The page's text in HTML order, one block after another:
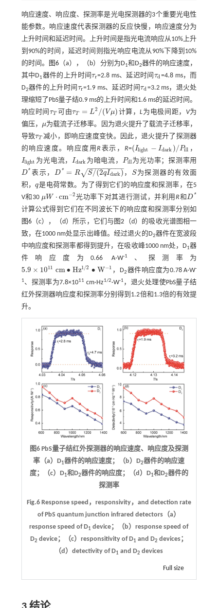
响应速度、响应度、探测率是光电探测器的3个重要光电性
能参数。响应速度代表探测器的反应快慢，响应速度分为
上升时间和延迟时间。上升时间是指光电流响应从10%上升
到90%的时间，延迟时间则指光响应电流从90%下降到10%
的时间。
图6（a），（b）分别为D1和D2器件的响应速度，
其中D1器件的上升时间τr
τr=2.8 ms、延迟时间 τd
τd=4.8 ms，而
D2器件的上升时间 τr
τr=1.9 ms、延迟时间 τd
τd =3.2 ms，退火处
理缩短了PbS量子结0.9 ms的上升时间和1.6 ms的延迟时间。
响应时间τT
τT 可由τT = L2 /( V μ)
τT= L2 /(Vμ) 计算，L为电极间距， V为
偏压，
μ
μ为载流子迁移率。因为退火提升了载流子迁移率，
导致τT
τT 减小，即响应速度变快。因此，退火提升了探测器
的响应速度。响应度用R 表示， R=(Ilight − Idark )/Pill
(Ilight- Idark)/Pi ll ，
Ilight
Ilight 为光电流，Idark
Idark 为暗电流， Pill
Pill 为光功率；探测率用
D*
D* 表示， D* = R S/(2qIdark)
− −
−−−−−−−
√
D* RS /(2qIdark) ， S
S 为探测器的有效面
积，q
q是电荷常数。为了得到它们的响应度和探测率，在5
V和30 μW ⋅ cm−2
μW· m-2 光功率下对其进行测试，并利用R和D*
D*
计算公式得到它们在不同波长下的响应度和探测率分别如
图6（c），（d）所示，它们与 图2 （d）的吸收光谱图相一
致，在1000 nm处显示出峰值。经过退火的D2器件在宽波段
中响应度和探测率都得到提升，在吸收峰1000 nm处，D1器
件响应度为0.66 A·W-1 、探测率为
5.9 × 1011 cm ∙ Hz1/2 ∙ W−1
5.9× 10 11 cm∙Hz 1/ 2∙W-1 ，D2器件响应度为0.78 A·W-
1、探测率为7.8×1011 cm·Hz1/2·W-1 ，退火处理使PbS量子结
红外探测器响应度和探测率分别得到1.2倍和1.3倍的有效提
升。
图6 PbS量子结红外探测器的响应速度、响应度及探测
率（a）D1器件的响应速度；（b）D2器件的响应速
度；（c）D1和D2器件的响应度；（d）D1和D2器件的
探测率
Fig.6 Response speed，responsivity，and detection rate
of PbS quantum junction infrared detectors（a）
response speed of D1 device；（b）response speed of
D2 device；（c）responsitivity of D1 and D2 devices；
（d）detectivity of D1 and D2 devices
Full size